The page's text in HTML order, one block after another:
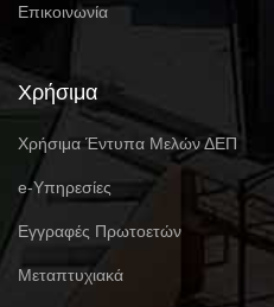
Επικοινωνία
Χρήσιμα
Χρήσιμα Έντυπα Μελών ΔΕΠ
e-Υπηρεσίες
Eγγραφές Πρωτοετών
Μεταπτυχιακά